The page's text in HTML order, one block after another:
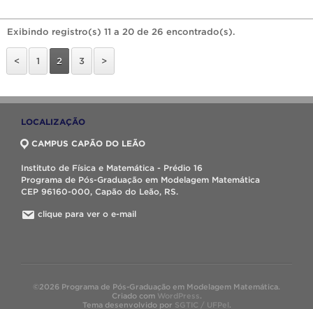
Exibindo registro(s) 11 a 20 de 26 encontrado(s).
< 1 2 3 >
LOCALIZAÇÃO
CAMPUS CAPÃO DO LEÃO
Instituto de Física e Matemática - Prédio 16
Programa de Pós-Graduação em Modelagem Matemática
CEP 96160-000, Capão do Leão, RS.
clique para ver o e-mail
©2026 Programa de Pós-Graduação em Modelagem Matemática.
Criado com WordPress.
Tema desenvolvido por SGTIC / UFPel.